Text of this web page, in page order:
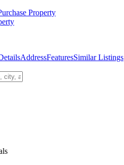
Property
AddressFeaturesSimilar Listings